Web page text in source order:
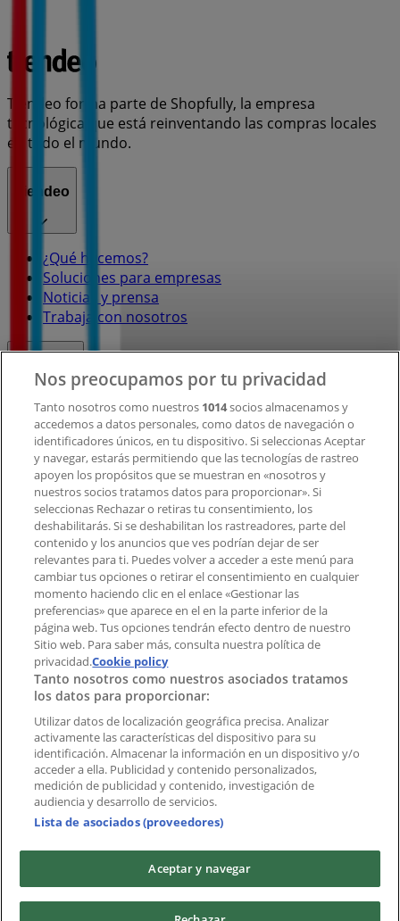
Tiendeo forma parte de Shopfully, la empresa
tecnológica que está reinventando las compras locales
en todo el mundo.
Tiendeo
¿Qué hacemos?
Soluciones para empresas
Noticias y prensa
Trabaja con nosotros
Contacto comercial y de marketing
Tienda mal colocada en el mapa
Notificar un folleto
¿Encontraste un problema en la web o en la
aplicación?
Índices
Marcas
Marcas locales
Negocios
Negocios cercanos
Productos
Productos locales
Ciudades
Descargar la APP Tiendeo
Copyright © Tiendeo ® 2026 · Shopfully Marketing S.L.U. –
Nos preocupamos por tu privacidad
Tanto nosotros como nuestros 1014socios almacenamos y
accedemos a datos personales, como datos de navegación o
identificadores únicos, en tu dispositivo. Si seleccionas Aceptar
y navegar, estarás permitiendo que las tecnologías de rastreo
apoyen los propósitos que se muestran en «nosotros y
nuestros socios tratamos datos para proporcionar». Si
seleccionas Rechazar o retiras tu consentimiento, los
deshabilitarás. Si se deshabilitan los rastreadores, parte del
contenido y los anuncios que ves podrían dejar de ser
relevantes para ti. Puedes volver a acceder a este menú para
cambiar tus opciones o retirar el consentimiento en cualquier
momento haciendo clic en el enlace «Gestionar las
preferencias» que aparece en el en la parte inferior de la
página web. Tus opciones tendrán efecto dentro de nuestro
Sitio web. Para saber más, consulta nuestra política de
privacidad.Cookie policy
Tanto nosotros como nuestros asociados tratamos
los datos para proporcionar:
Utilizar datos de localización geográfica precisa. Analizar
activamente las características del dispositivo para su
identificación. Almacenar la información en un dispositivo y/o
acceder a ella. Publicidad y contenido personalizados,
medición de publicidad y contenido, investigación de
audiencia y desarrollo de servicios.
Lista de asociados (proveedores)
Aceptar y navegar